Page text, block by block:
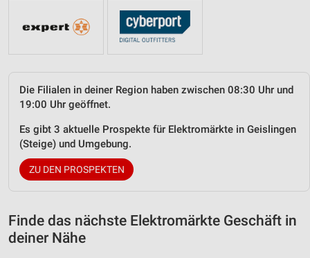
Die Filialen in deiner Region haben zwischen 08:30 Uhr und
19:00 Uhr geöffnet.
Es gibt 3 aktuelle Prospekte für Elektromärkte in Geislingen
(Steige) und Umgebung.
ZU DEN PROSPEKTEN
Finde das nächste Elektromärkte Geschäft in
deiner Nähe